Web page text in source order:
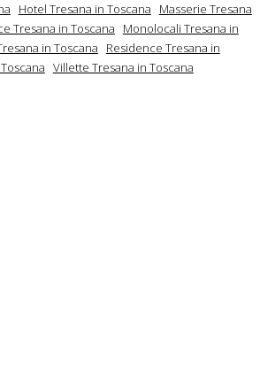
Hotel Tresana in Toscana
Masserie Tresana
Tresana in Toscana
Monolocali Tresana in
in Toscana
Residence Tresana in
Villette Tresana in Toscana